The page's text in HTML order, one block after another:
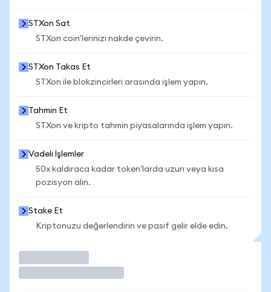
STXon Sat
STXon coin'lerinizi nakde çevirin.
STXon Takas Et
STXon ile blokzincirleri arasında işlem yapın.
Tahmin Et
STXon ve kripto tahmin piyasalarında işlem yapın.
Vadeli İşlemler
50x kaldıraca kadar token'larda uzun veya kısa
pozisyon alın.
Stake Et
Kriptonuzu değerlendirin ve pasif gelir elde edin.